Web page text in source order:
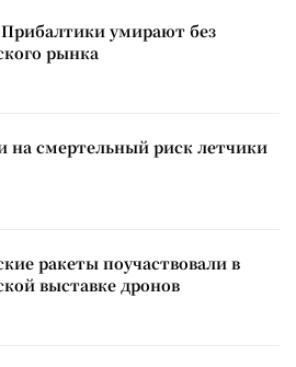
умирают без
рынка
на смертельный риск летчики
ракеты поучаствовали в
выставке дронов